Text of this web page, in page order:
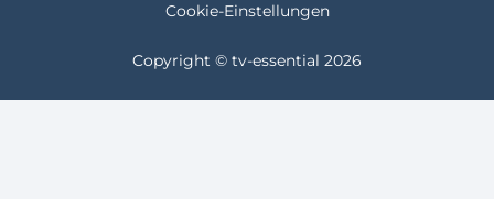
Cookie-Einstellungen
Copyright © tv-essential 2026